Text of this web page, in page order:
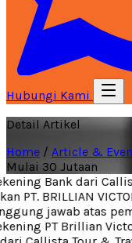
Hubungi Kami
Detail Artikel
Home / Article &
Mulai 30 Jutaan
Bank dari
PT. BRILLIAN
jawab atas
PT Brillian